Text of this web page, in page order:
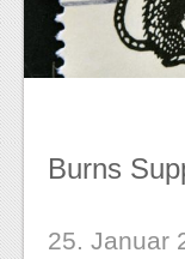
Burns
25. Januar